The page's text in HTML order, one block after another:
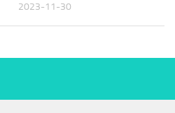
2023-11-30